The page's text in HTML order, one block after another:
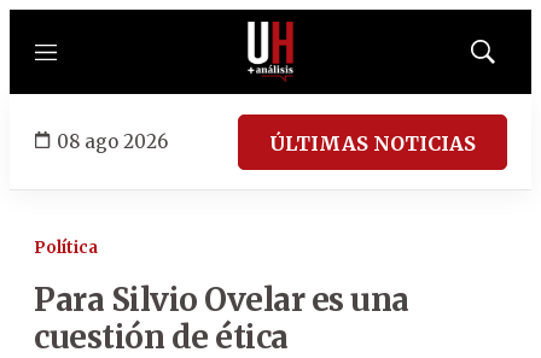
Menú
Mostrar
08 ago 2026 ÚLTIMAS NOTICIAS
Política
Para Silvio Ovelar es una
cuestión de ética